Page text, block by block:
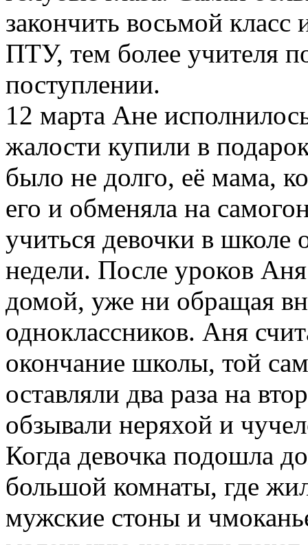
закончить восьмой класс
ПТУ, тем более учителя
поступлении.
12 марта Ане
жалости купили в
было не долго, её мама,
его и обменяла на
учиться девочки в школе
недели. После уроков
домой, уже ни обращая
одноклассников. Аня
окончание школы, той
оставляли два раза на
обзывали неряхой и
Когда девочка подошла
большой комнаты, где
мужские стоны и